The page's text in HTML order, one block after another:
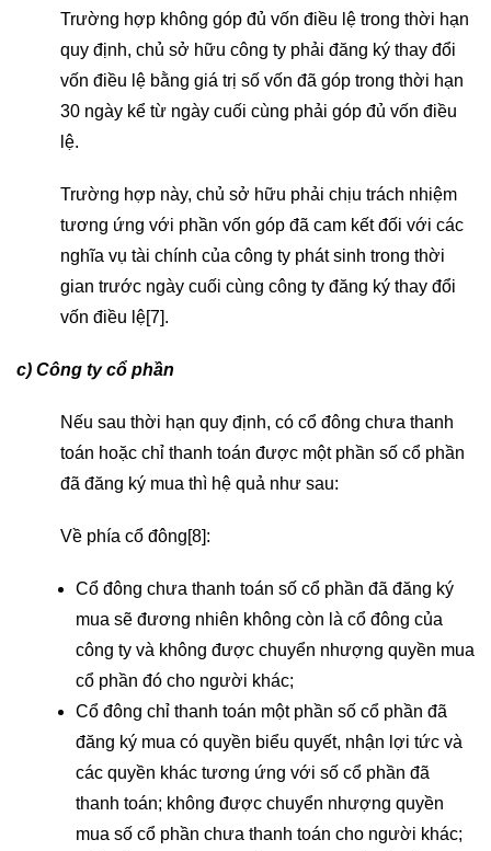
Trường hợp không góp đủ vốn điều lệ trong thời hạn
quy định, chủ sở hữu công ty phải đăng ký thay đổi
vốn điều lệ bằng giá trị số vốn đã góp trong thời hạn
30 ngày kể từ ngày cuối cùng phải góp đủ vốn điều
lệ.
Trường hợp này, chủ sở hữu phải chịu trách nhiệm
tương ứng với phần vốn góp đã cam kết đối với các
nghĩa vụ tài chính của công ty phát sinh trong thời
gian trước ngày cuối cùng công ty đăng ký thay đổi
vốn điều lệ[7].
c) Công ty cổ phần
Nếu sau thời hạn quy định, có cổ đông chưa thanh
toán hoặc chỉ thanh toán được một phần số cổ phần
đã đăng ký mua thì hệ quả như sau:
Về phía cổ đông[8]:
Cổ đông chưa thanh toán số cổ phần đã đăng ký
mua sẽ đương nhiên không còn là cổ đông của
công ty và không được chuyển nhượng quyền mua
cổ phần đó cho người khác;
Cổ đông chỉ thanh toán một phần số cổ phần đã
đăng ký mua có quyền biểu quyết, nhận lợi tức và
các quyền khác tương ứng với số cổ phần đã
thanh toán; không được chuyển nhượng quyền
mua số cổ phần chưa thanh toán cho người khác;